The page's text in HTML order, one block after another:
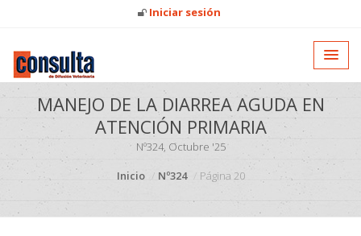
Iniciar sesión
MANEJO DE LA DIARREA AGUDA EN
ATENCIÓN PRIMARIA
Nº324, Octubre '25
Inicio
Nº324 Página 20